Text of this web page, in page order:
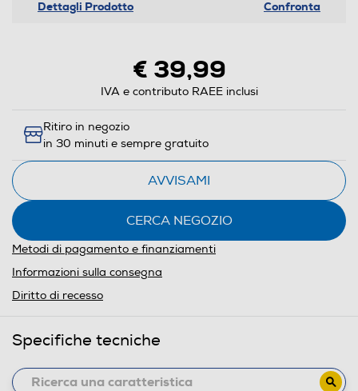
Dettagli Prodotto Confronta
€ 39,99
IVA e contributo RAEE inclusi
Ritiro in negozio
in 30 minuti e sempre gratuito
AVVISAMI
CERCA NEGOZIO
Metodi di pagamento e finanziamenti
Informazioni sulla consegna
Diritto di recesso
Specifiche tecniche